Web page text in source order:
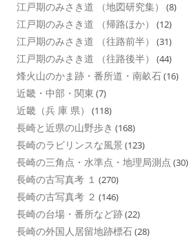
江戸期のみさき道 （地図研究集） (8)
江戸期のみさき道 （帰路ほか） (12)
江戸期のみさき道 （往路前半） (31)
江戸期のみさき道 （往路後半） (44)
烽火山のかま跡・番所道・南畝石(16)
近畿・中部・関東 (7)
近畿（兵 庫 県） (118)
長崎と近県の山野歩き (168)
長崎のラビリンスな風景 (123)
長崎の三角点・水準点・地理局測点 (30)
長崎の古写真考 １ (270)
長崎の古写真考 ２ (146)
長崎の台場・番所など跡(22)
長崎の外国人居留地跡標石(28)